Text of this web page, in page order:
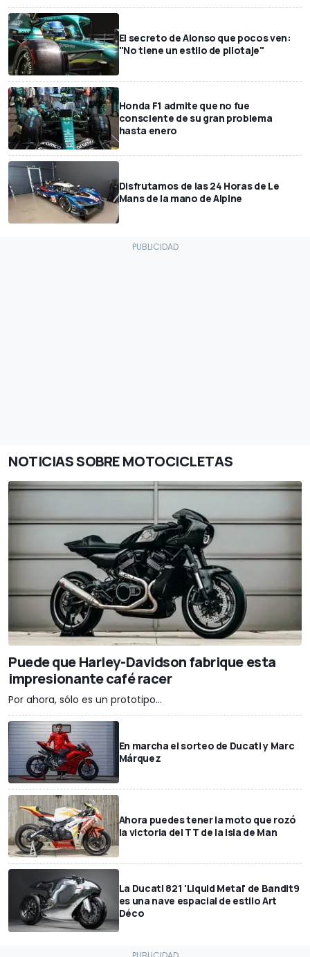
El secreto de Alonso que pocos ven:
"No tiene un estilo de pilotaje"
Honda F1 admite que no fue
consciente de su gran problema
hasta enero
Disfrutamos de las 24 Horas de Le
Mans de la mano de Alpine
NOTICIAS SOBRE MOTOCICLETAS
Puede que Harley-Davidson fabrique esta
impresionante café racer
Por ahora, sólo es un prototipo...
En marcha el sorteo de Ducati y Marc
Márquez
Ahora puedes tener la moto que rozó
la victoria del TT de la Isla de Man
La Ducati 821 'Liquid Metal' de Bandit9
es una nave espacial de estilo Art
Déco